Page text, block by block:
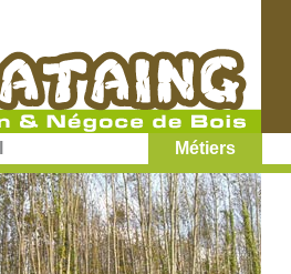
Métiers